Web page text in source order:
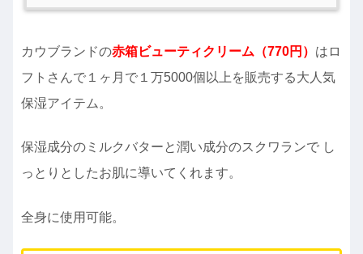
カウブランドの赤箱ビューティクリーム（770円） はロ
フトさんで１ヶ月で１万5000個以上を販売する大人気
保湿アイテム。
保湿成分のミルクバターと潤い成分のスクワランで し
っとりとしたお肌に導いてくれます。
全身に使用可能。